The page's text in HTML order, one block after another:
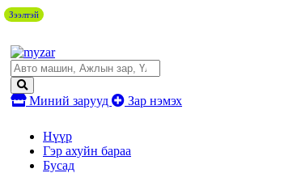
Миний зарууд Зар нэмэх
Нүүр
Гэр ахуйн бараа
Бусад
Зээлтэй